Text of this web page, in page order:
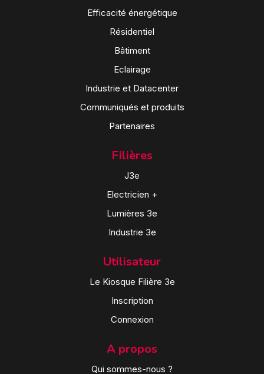
Efficacité énergétique
Résidentiel
Bâtiment
Eclairage
Industrie et Datacenter
Communiqués et produits
Partenaires
Filières
J3e
Electricien +
Lumières 3e
Industrie 3e
Utilisateur
Le Kiosque Filière 3e
Inscription
Connexion
A propos
Qui sommes-nous ?